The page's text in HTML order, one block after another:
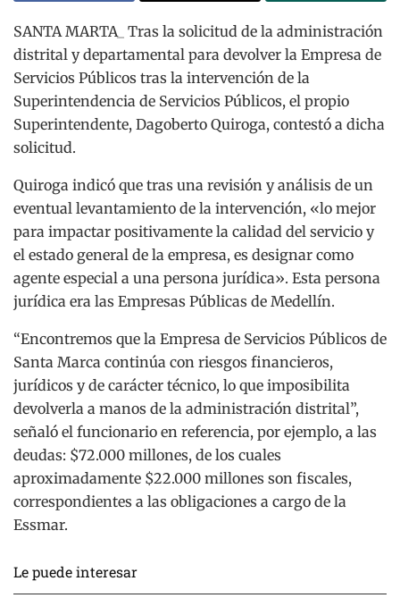
SANTA MARTA_ Tras la solicitud de la administración
distrital y departamental para devolver la Empresa de
Servicios Públicos tras la intervención de la
Superintendencia de Servicios Públicos, el propio
Superintendente, Dagoberto Quiroga, contestó a dicha
solicitud.
Quiroga indicó que tras una revisión y análisis de un
eventual levantamiento de la intervención, «lo mejor
para impactar positivamente la calidad del servicio y
el estado general de la empresa, es designar como
agente especial a una persona jurídica». Esta persona
jurídica era las Empresas Públicas de Medellín.
“Encontremos que la Empresa de Servicios Públicos de
Santa Marca continúa con riesgos financieros,
jurídicos y de carácter técnico, lo que imposibilita
devolverla a manos de la administración distrital”,
señaló el funcionario en referencia, por ejemplo, a las
deudas: $72.000 millones, de los cuales
aproximadamente $22.000 millones son fiscales,
correspondientes a las obligaciones a cargo de la
Essmar.
Le puede interesar